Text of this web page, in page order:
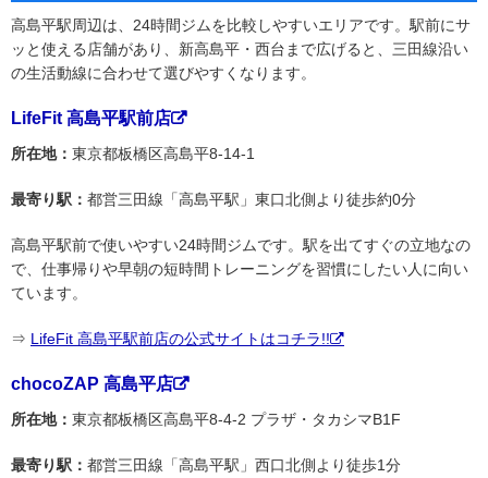
高島平駅周辺は、24時間ジムを比較しやすいエリアです。駅前にサ
ッと使える店舗があり、新高島平・西台まで広げると、三田線沿い
の生活動線に合わせて選びやすくなります。
LifeFit 高島平駅前店
所在地： 東京都板橋区高島平8-14-1
最寄り駅： 都営三田線「高島平駅」東口北側より徒歩約0分
高島平駅前で使いやすい24時間ジムです。駅を出てすぐの立地なの
で、仕事帰りや早朝の短時間トレーニングを習慣にしたい人に向い
ています。
⇒ LifeFit 高島平駅前店の公式サイトはコチラ!!
chocoZAP 高島平店
所在地： 東京都板橋区高島平8-4-2 プラザ・タカシマB1F
最寄り駅： 都営三田線「高島平駅」西口北側より徒歩1分